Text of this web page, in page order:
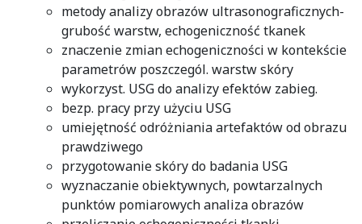
metody analizy obrazów ultrasonograficznych-
grubość warstw, echogeniczność tkanek
znaczenie zmian echogeniczności w kontekście
parametrów poszczegól. warstw skóry
wykorzyst. USG do analizy efektów zabieg.
bezp. pracy przy użyciu USG
umiejętność odróżniania artefaktów od obrazu
prawdziwego
przygotowanie skóry do badania USG
wyznaczanie obiektywnych, powtarzalnych
punktów pomiarowych analiza obrazów